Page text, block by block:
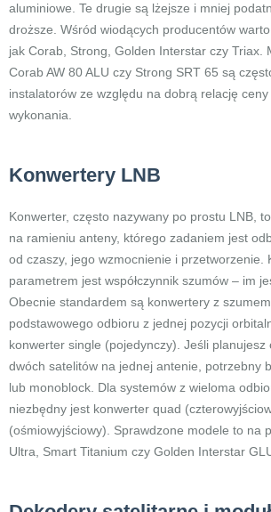
aluminiowe. Te drugie są lżejsze i mniej
droższe. Wśród wiodących producentów
jak Corab, Strong, Golden Interstar czy Triax.
Corab AW 80 ALU czy Strong SRT 65 są
instalatorów ze względu na dobrą relację
wykonania.
Konwertery LNB
Konwerter, często nazywany po prostu LNB,
na ramieniu anteny, którego zadaniem jest
od czaszy, jego wzmocnienie i przetworzenie.
parametrem jest współczynnik szumów – im
Obecnie standardem są konwertery z
podstawowego odbioru z jednej pozycji
konwerter single (pojedynczy). Jeśli planujesz
dwóch satelitów na jednej antenie, potrzebny
lub monoblock. Dla systemów z wieloma
niezbędny jest konwerter quad
(ośmiowyjściowy). Sprawdzone modele to na
Ultra, Smart Titanium czy Golden Interstar